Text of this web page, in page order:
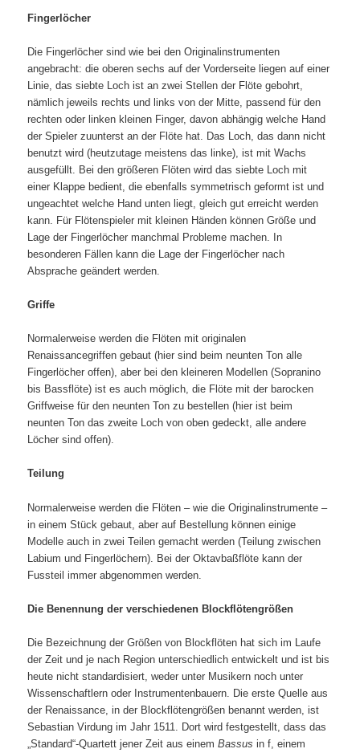
Fingerlöcher
Die Fingerlöcher sind wie bei den Originalinstrumenten
angebracht: die oberen sechs auf der Vorderseite liegen auf einer
Linie, das siebte Loch ist an zwei Stellen der Flöte gebohrt,
nämlich jeweils rechts und links von der Mitte, passend für den
rechten oder linken kleinen Finger, davon abhängig welche Hand
der Spieler zuunterst an der Flöte hat. Das Loch, das dann nicht
benutzt wird (heutzutage meistens das linke), ist mit Wachs
ausgefüllt. Bei den größeren Flöten wird das siebte Loch mit
einer Klappe bedient, die ebenfalls symmetrisch geformt ist und
ungeachtet welche Hand unten liegt, gleich gut erreicht werden
kann. Für Flötenspieler mit kleinen Händen können Größe und
Lage der Fingerlöcher manchmal Probleme machen. In
besonderen Fällen kann die Lage der Fingerlöcher nach
Absprache geändert werden.
Griffe
Normalerweise werden die Flöten mit originalen
Renaissancegriffen gebaut (hier sind beim neunten Ton alle
Fingerlöcher offen), aber bei den kleineren Modellen (Sopranino
bis Bassflöte) ist es auch möglich, die Flöte mit der barocken
Griffweise für den neunten Ton zu bestellen (hier ist beim
neunten Ton das zweite Loch von oben gedeckt, alle andere
Löcher sind offen).
Teilung
Normalerweise werden die Flöten – wie die Originalinstrumente –
in einem Stück gebaut, aber auf Bestellung können einige
Modelle auch in zwei Teilen gemacht werden (Teilung zwischen
Labium und Fingerlöchern). Bei der Oktavbaßflöte kann der
Fussteil immer abgenommen werden.
Die Benennung der verschiedenen Blockflötengrößen
Die Bezeichnung der Größen von Blockflöten hat sich im Laufe
der Zeit und je nach Region unterschiedlich entwickelt und ist bis
heute nicht standardisiert, weder unter Musikern noch unter
Wissenschaftlern oder Instrumentenbauern. Die erste Quelle aus
der Renaissance, in der Blockflötengrößen benannt werden, ist
Sebastian Virdung im Jahr 1511. Dort wird festgestellt, dass das
„Standard“-Quartett jener Zeit aus einemBassus in f, einem